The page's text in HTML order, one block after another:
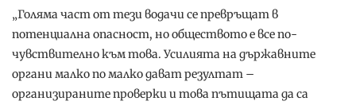
„Голяма част от тези водачи се превръщат в
потенциална опасност, но обществото е все по-
чувствително към това. Усилията на държавните
органи малко по малко дават резултат –
организираните проверки и това пътищата да са